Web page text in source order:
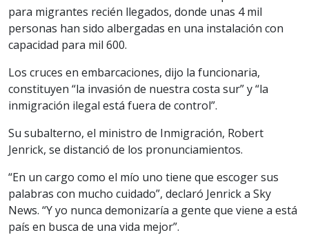
para migrantes recién llegados, donde unas 4 mil
personas han sido albergadas en una instalación con
capacidad para mil 600.
Los cruces en embarcaciones, dijo la funcionaria,
constituyen “la invasión de nuestra costa sur” y “la
inmigración ilegal está fuera de control”.
Su subalterno, el ministro de Inmigración, Robert
Jenrick, se distanció de los pronunciamientos.
“En un cargo como el mío uno tiene que escoger sus
palabras con mucho cuidado”, declaró Jenrick a Sky
News. “Y yo nunca demonizaría a gente que viene a está
país en busca de una vida mejor”.